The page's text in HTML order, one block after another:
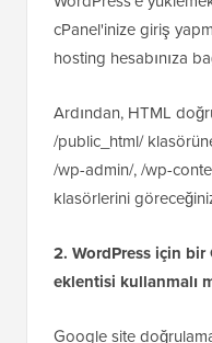
cPanel'inize giriş
hosting hesabınıza
Ardından, HTML
/public_html/
/wp-admin/, /wp-
klasörlerini
2. WordPress için
eklentisi kullanmalı
Google site